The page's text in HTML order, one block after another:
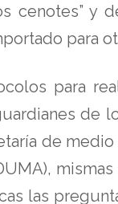
cenotes” y
para
para
de
las